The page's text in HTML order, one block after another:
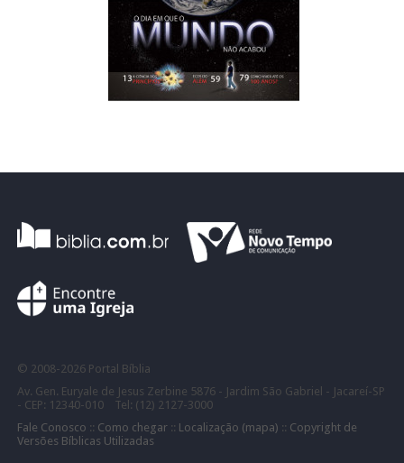
© 2008-2026 Portal Bíblia
Av. Gen. Euryale de Jesus Zerbine 5876 - Jardim São Gabriel - Jacareí-SP
- CEP: 12340-010 Tel: (12) 2127-3000
Fale Conosco :: Como chegar:: Localização (mapa) :: Copyright de
Versões Bíblicas Utilizadas